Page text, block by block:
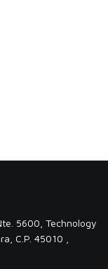
5600, Technology
C.P. 45010 ,